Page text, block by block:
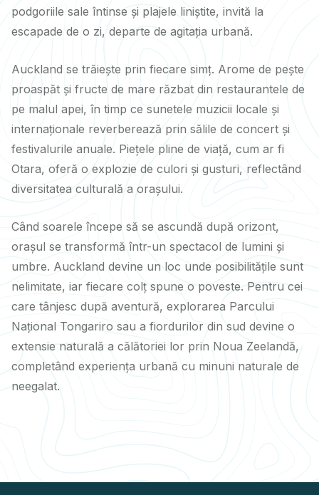
podgoriile sale întinse și plajele liniștite, invită la
escapade de o zi, departe de agitația urbană.
Auckland se trăiește prin fiecare simț. Arome de pește
proaspăt și fructe de mare răzbat din restaurantele de
pe malul apei, în timp ce sunetele muzicii locale și
internaționale reverberează prin sălile de concert și
festivalurile anuale. Piețele pline de viață, cum ar fi
Otara, oferă o explozie de culori și gusturi, reflectând
diversitatea culturală a orașului.
Când soarele începe să se ascundă după orizont,
orașul se transformă într-un spectacol de lumini și
umbre. Auckland devine un loc unde posibilitățile sunt
nelimitate, iar fiecare colț spune o poveste. Pentru cei
care tânjesc după aventură, explorarea Parcului
Național Tongariro sau a fiordurilor din sud devine o
extensie naturală a călătoriei lor prin Noua Zeelandă,
completând experiența urbană cu minuni naturale de
neegalat.